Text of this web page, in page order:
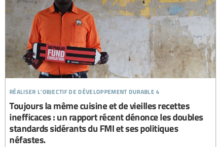
réaliser l’objectif de développement durable 4
Toujours la même cuisine et de vieilles recettes
inefficaces : un rapport récent dénonce les doubles
standards sidérants du FMI et ses politiques
néfastes.